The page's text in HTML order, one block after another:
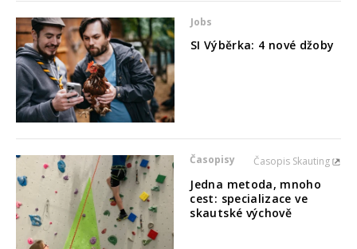
Jobs
SI Výběrka: 4 nové džoby
Časopisy Časopis Skauting
Jedna metoda, mnoho
cest: specializace ve
skautské výchově